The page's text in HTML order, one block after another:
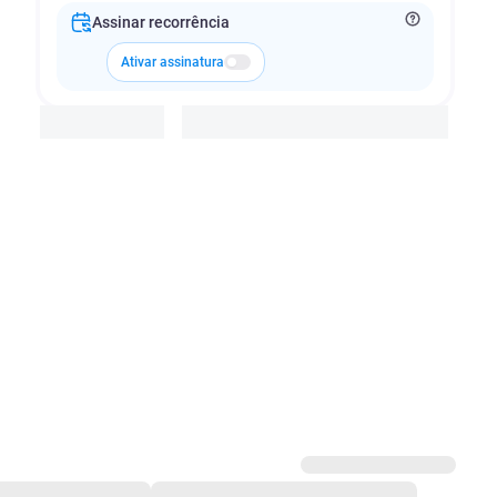
Assinar recorrência
Ativar assinatura